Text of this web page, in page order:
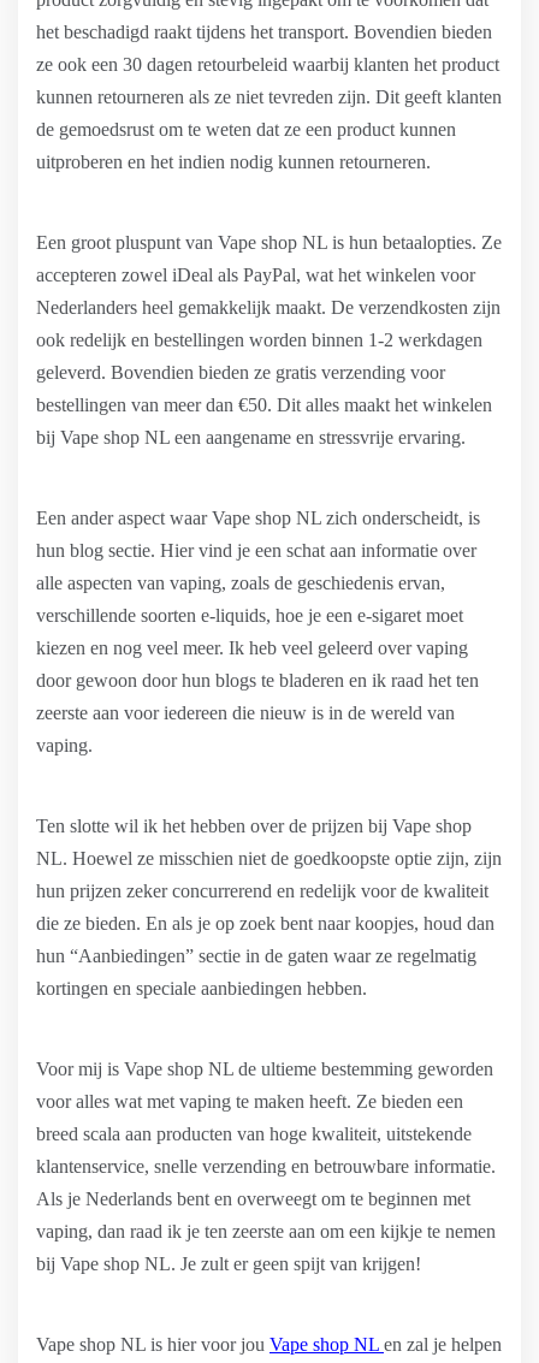
het beschadigd raakt tijdens het transport. Bovendien bieden
ze ook een 30 dagen retourbeleid waarbij klanten het product
kunnen retourneren als ze niet tevreden zijn. Dit geeft klanten
de gemoedsrust om te weten dat ze een product kunnen
uitproberen en het indien nodig kunnen retourneren.
Een groot pluspunt van Vape shop NL is hun betaalopties. Ze
accepteren zowel iDeal als PayPal, wat het winkelen voor
Nederlanders heel gemakkelijk maakt. De verzendkosten zijn
ook redelijk en bestellingen worden binnen 1-2 werkdagen
geleverd. Bovendien bieden ze gratis verzending voor
bestellingen van meer dan €50. Dit alles maakt het winkelen
bij Vape shop NL een aangename en stressvrije ervaring.
Een ander aspect waar Vape shop NL zich onderscheidt, is
hun blog sectie. Hier vind je een schat aan informatie over
alle aspecten van vaping, zoals de geschiedenis ervan,
verschillende soorten e-liquids, hoe je een e-sigaret moet
kiezen en nog veel meer. Ik heb veel geleerd over vaping
door gewoon door hun blogs te bladeren en ik raad het ten
zeerste aan voor iedereen die nieuw is in de wereld van
vaping.
Ten slotte wil ik het hebben over de prijzen bij Vape shop
NL. Hoewel ze misschien niet de goedkoopste optie zijn, zijn
hun prijzen zeker concurrerend en redelijk voor de kwaliteit
die ze bieden. En als je op zoek bent naar koopjes, houd dan
hun “Aanbiedingen” sectie in de gaten waar ze regelmatig
kortingen en speciale aanbiedingen hebben.
Voor mij is Vape shop NL de ultieme bestemming geworden
voor alles wat met vaping te maken heeft. Ze bieden een
breed scala aan producten van hoge kwaliteit, uitstekende
klantenservice, snelle verzending en betrouwbare informatie.
Als je Nederlands bent en overweegt om te beginnen met
vaping, dan raad ik je ten zeerste aan om een kijkje te nemen
bij Vape shop NL. Je zult er geen spijt van krijgen!
Vape shop NL is hier voor jou Vape shop NL en zal je helpen